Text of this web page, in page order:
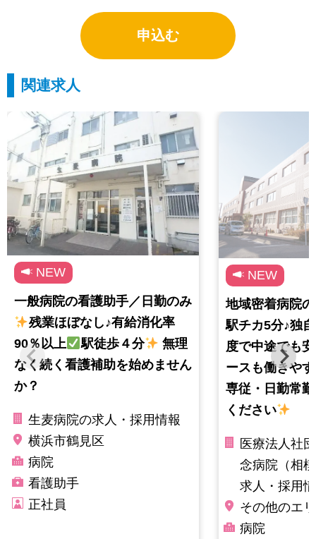
関連求人
NEW
一般病院の看護助手／日勤のみ
残業ほぼなし♪有給消化率
90％以上
駅徒歩４分
無理
なく続く看護補助を始めません
か？
生麦病院の求人・採用情報
横浜市鶴見区
病院
看護助手
正社員
NEW
地域密着病院
駅チカ5分♪独
度で中途でも
ースも働きや
専従・日勤常
ください
医療法人社
念病院（相
求人・採用
その他のエ
病院